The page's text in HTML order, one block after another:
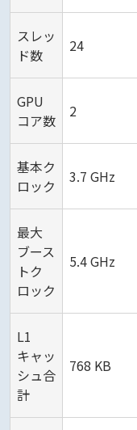
スレッ
ド数
24
GPU
コア数
2
基本ク
ロック
3.7 GHz
最大
ブース
トク
ロック
5.4 GHz
L1
キャッ
シュ合
計
768 KB